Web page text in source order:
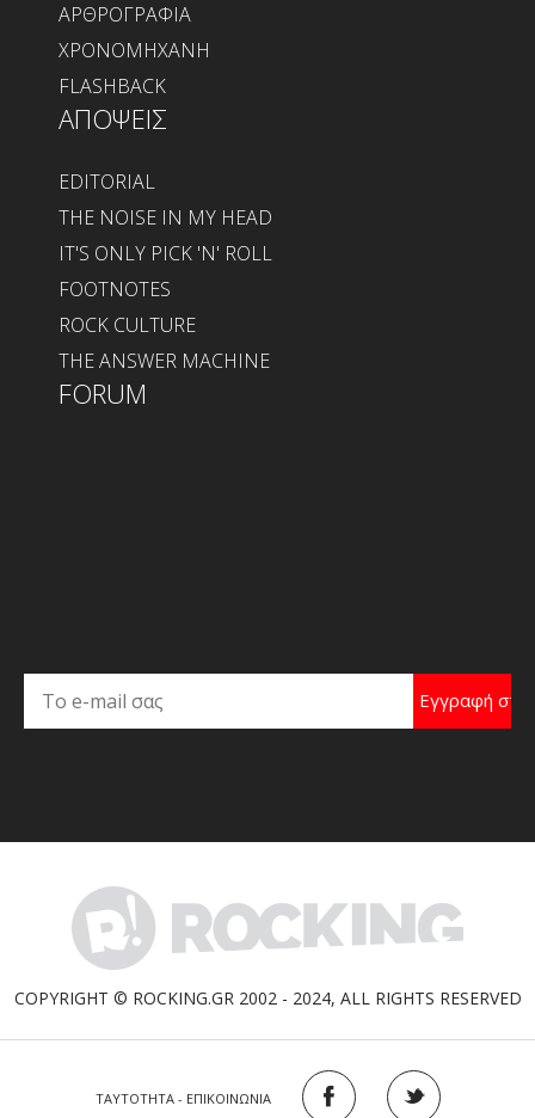
ΑΡΘΡΟΓΡΑΦΙΑ
ΧΡΟΝΟΜΗΧΑΝΗ
FLASHBACK
ΑΠΟΨΕΙΣ
EDITORIAL
THE NOISE IN MY HEAD
IT'S ONLY PICK 'N' ROLL
FOOTNOTES
ROCK CULTURE
THE ANSWER MACHINE
FORUM
COPYRIGHT © ROCKING.GR 2002 - 2024, ALL RIGHTS RESERVED
ΤΑΥΤΟΤΗΤΑ - ΕΠΙΚΟΙΝΩΝΙΑ